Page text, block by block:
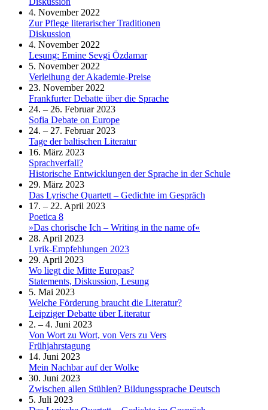
4. November 2022
Zur Pflege literarischer Traditionen
Diskussion
4. November 2022
Lesung: Emine Sevgi Özdamar
5. November 2022
Verleihung der Akademie-Preise
23. November 2022
Frankfurter Debatte über die Sprache
24. – 26. Februar 2023
Sofia Debate on Europe
24. – 27. Februar 2023
Tage der baltischen Literatur
16. März 2023
Sprachverfall?
Historische Entwicklungen der Sprache in der Schule
29. März 2023
Das Lyrische Quartett – Gedichte im Gespräch
17. – 22. April 2023
Poetica 8
»Das chorische Ich – Writing in the name of«
28. April 2023
Lyrik-Empfehlungen 2023
29. April 2023
Wo liegt die Mitte Europas?
Statements, Diskussion, Lesung
5. Mai 2023
Welche Förderung braucht die Literatur?
Leipziger Debatte über Literatur
2. – 4. Juni 2023
Von Wort zu Wort, von Vers zu Vers
Frühjahrstagung
14. Juni 2023
Mein Nachbar auf der Wolke
30. Juni 2023
Zwischen allen Stühlen? Bildungssprache Deutsch
5. Juli 2023